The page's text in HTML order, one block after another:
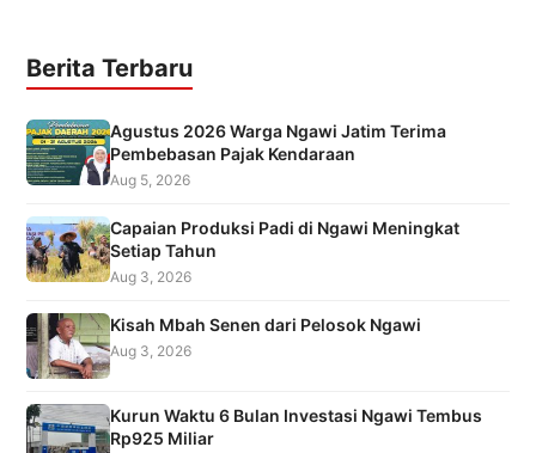
Berita Terbaru
Agustus 2026 Warga Ngawi Jatim Terima
Pembebasan Pajak Kendaraan
Aug 5, 2026
Capaian Produksi Padi di Ngawi Meningkat
Setiap Tahun
Aug 3, 2026
Kisah Mbah Senen dari Pelosok Ngawi
Aug 3, 2026
Kurun Waktu 6 Bulan Investasi Ngawi Tembus
Rp925 Miliar